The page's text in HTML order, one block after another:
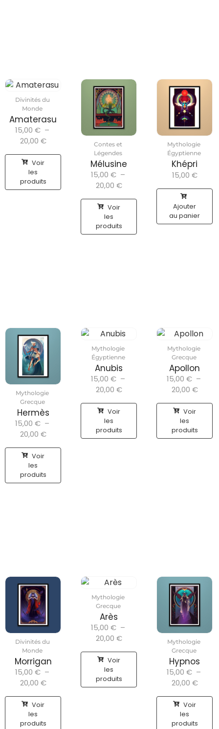
Divinités du
Monde
Amaterasu
15,00 € –
20,00 €
Voir
les
produits
Contes et
Légendes
Mélusine
15,00 € –
20,00 €
Voir
les
produits
Mythologie
Égyptienne
Khépri
15,00 €
Ajouter
au panier
Mythologie
Grecque
Hermès
15,00 € –
20,00 €
Voir
les
produits
Mythologie
Égyptienne
Anubis
15,00 € –
20,00 €
Voir
les
produits
Mythologie
Grecque
Apollon
15,00 € –
20,00 €
Voir
les
produits
Divinités du
Monde
Morrigan
15,00 € –
20,00 €
Voir
les
produits
Mythologie
Grecque
Arès
15,00 € –
20,00 €
Voir
les
produits
Mythologie
Grecque
Hypnos
15,00 € –
20,00 €
Voir
les
produits